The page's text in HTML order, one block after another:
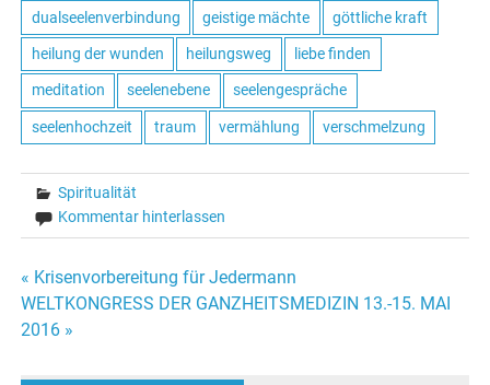
dualseelenverbindung geistige mächte göttliche kraft
heilung der wunden heilungsweg liebe finden
meditation seelenebene seelengespräche
seelenhochzeit traum vermählung verschmelzung
Spiritualität
Kommentar hinterlassen
Beitrags-
« Krisenvorbereitung für Jedermann
WELTKONGRESS DER GANZHEITSMEDIZIN 13.-15. MAI
2016 »